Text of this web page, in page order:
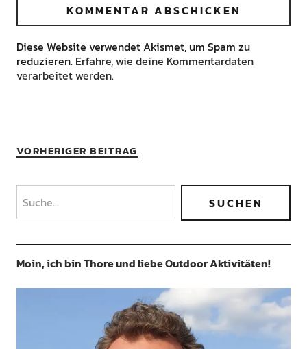
Diese Website verwendet Akismet, um Spam zu
reduzieren. Erfahre, wie deine Kommentardaten
verarbeitet werden.
VORHERIGER BEITRAG
Moin, ich bin Thore und liebe Outdoor Aktivitäten!